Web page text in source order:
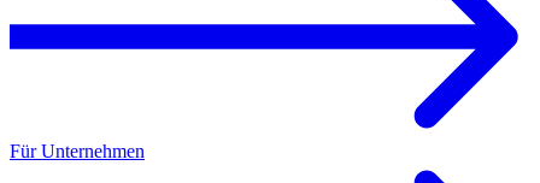
Für Unternehmen